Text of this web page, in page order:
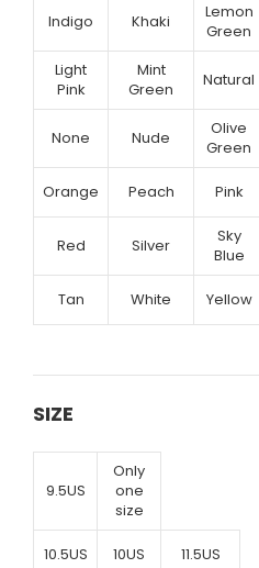
Indigo Khaki
Lemon
Green
Light
Pink
Mint
Green
Natural
None Nude
Olive
Green
Orange Peach Pink
Red Silver
Sky
Blue
Tan White Yellow
SIZE
9.5US
Only
one
size
10.5US 10US 11.5US